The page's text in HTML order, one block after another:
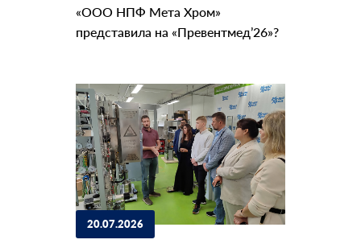
«ООО НПФ Мета Хром»
представила на «Превентмед’26»?
20.07.2026